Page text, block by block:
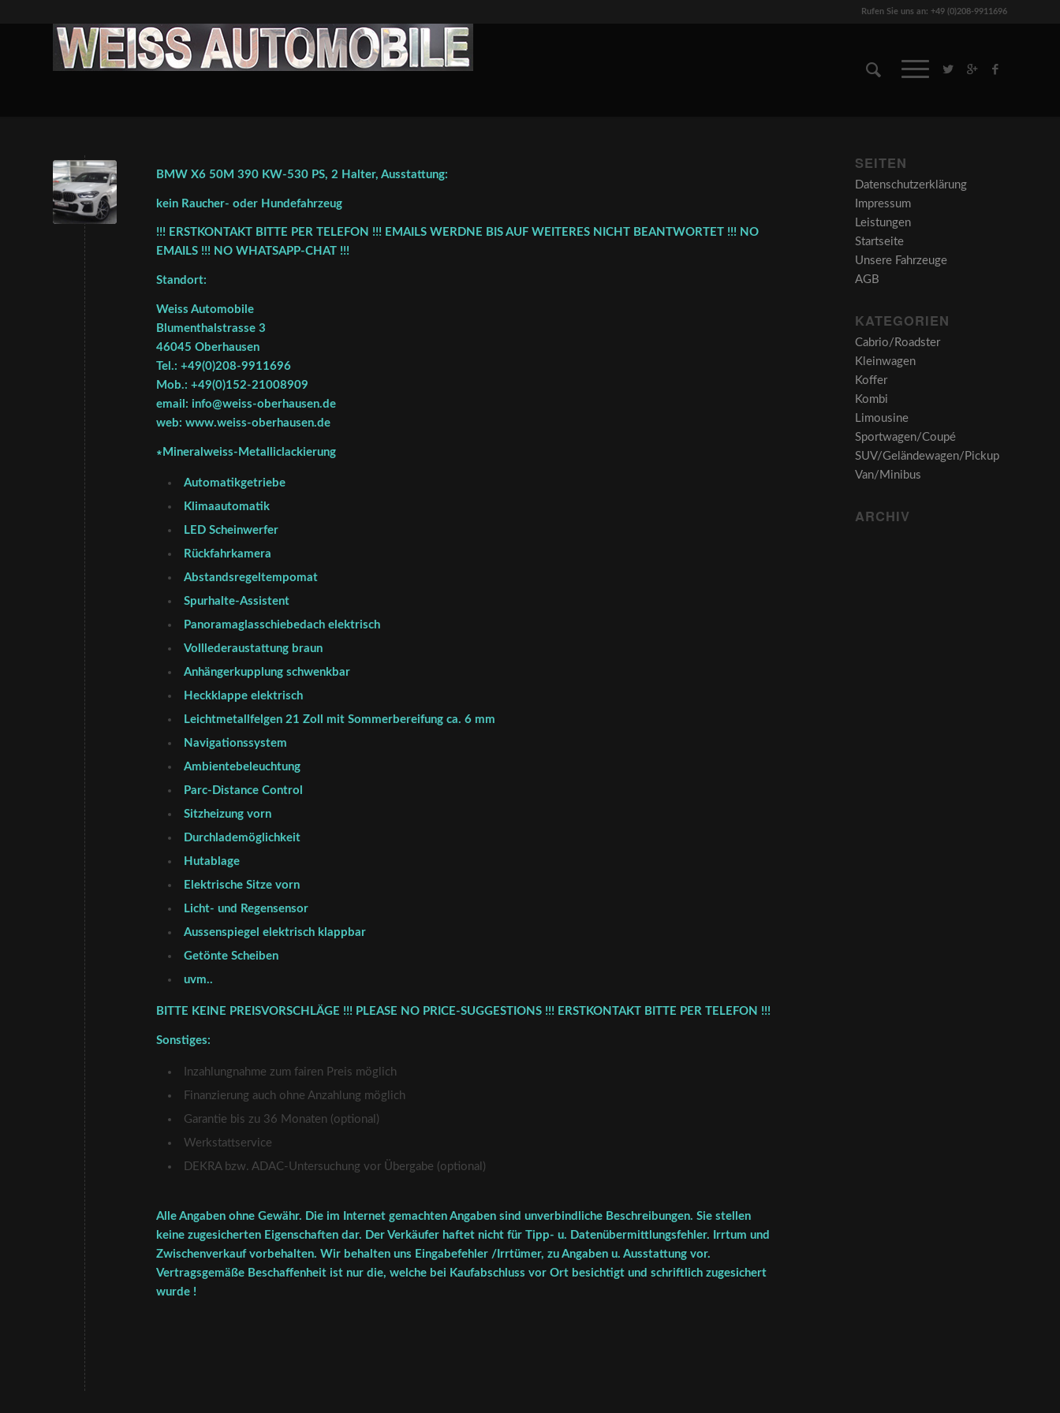
Rufen Sie uns an: +49 (0)208-9911696
BMW X6 50M 390 KW-530 PS, 2 Halter, Ausstattung:
kein Raucher- oder Hundefahrzeug
!!! ERSTKONTAKT BITTE PER TELEFON !!! EMAILS WERDNE BIS AUF WEITERES NICHT BEANTWORTET !!! NO
EMAILS !!! NO WHATSAPP-CHAT !!!
Standort:
Weiss Automobile
Blumenthalstrasse 3
46045 Oberhausen
Tel.: +49(0)208-9911696
Mob.: +49(0)152-21008909
email: info@weiss-oberhausen.de
web: www.weiss-oberhausen.de
∗Mineralweiss-Metalliclackierung
Automatikgetriebe
Klimaautomatik
LED Scheinwerfer
Rückfahrkamera
Abstandsregeltempomat
Spurhalte-Assistent
Panoramaglasschiebedach elektrisch
Volllederaustattung braun
Anhängerkupplung schwenkbar
Heckklappe elektrisch
Leichtmetallfelgen 21 Zoll mit Sommerbereifung ca. 6 mm
Navigationssystem
Ambientebeleuchtung
Parc-Distance Control
Sitzheizung vorn
Durchlademöglichkeit
Hutablage
Elektrische Sitze vorn
Licht- und Regensensor
Aussenspiegel elektrisch klappbar
Getönte Scheiben
uvm..
BITTE KEINE PREISVORSCHLÄGE !!! PLEASE NO PRICE-SUGGESTIONS !!! ERSTKONTAKT BITTE PER TELEFON !!!
Sonstiges:
Inzahlungnahme zum fairen Preis möglich
Finanzierung auch ohne Anzahlung möglich
Garantie bis zu 36 Monaten (optional)
Werkstattservice
DEKRA bzw. ADAC-Untersuchung vor Übergabe (optional)
Alle Angaben ohne Gewähr. Die im Internet gemachten Angaben sind unverbindliche Beschreibungen. Sie stellen
keine zugesicherten Eigenschaften dar. Der Verkäufer haftet nicht für Tipp- u. Datenübermittlungsfehler. Irrtum und
Zwischenverkauf vorbehalten. Wir behalten uns Eingabefehler /Irrtümer, zu Angaben u. Ausstattung vor.
Vertragsgemäße Beschaffenheit ist nur die, welche bei Kaufabschluss vor Ort besichtigt und schriftlich zugesichert
wurde !
SEITEN
Datenschutzerklärung
Impressum
Leistungen
Startseite
Unsere Fahrzeuge
AGB
KATEGORIEN
Cabrio/Roadster
Kleinwagen
Koffer
Kombi
Limousine
Sportwagen/Coupé
SUV/Geländewagen/Pickup
Van/Minibus
ARCHIV